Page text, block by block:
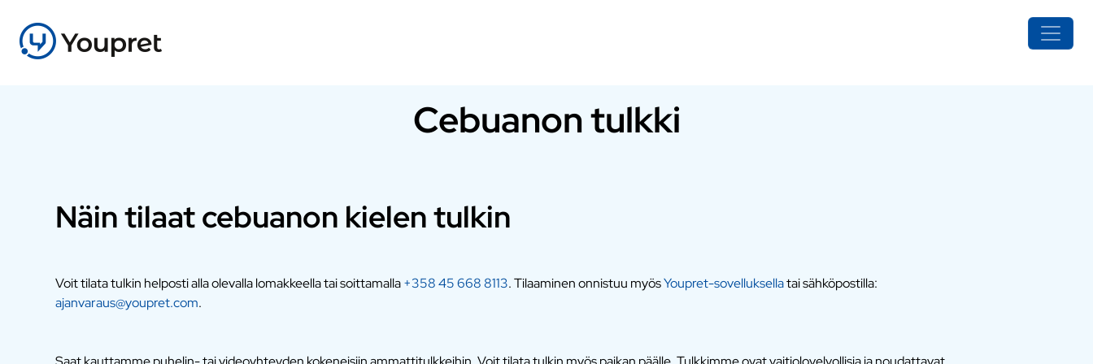
Cebuanon tulkki
Näin tilaat cebuanon kielen tulkin
Voit tilata tulkin helposti alla olevalla lomakkeella tai soittamalla+358 45 668 8113. Tilaaminen onnistuu myösYoupret-sovelluksellatai sähköpostilla:
ajanvaraus@youpret.com.